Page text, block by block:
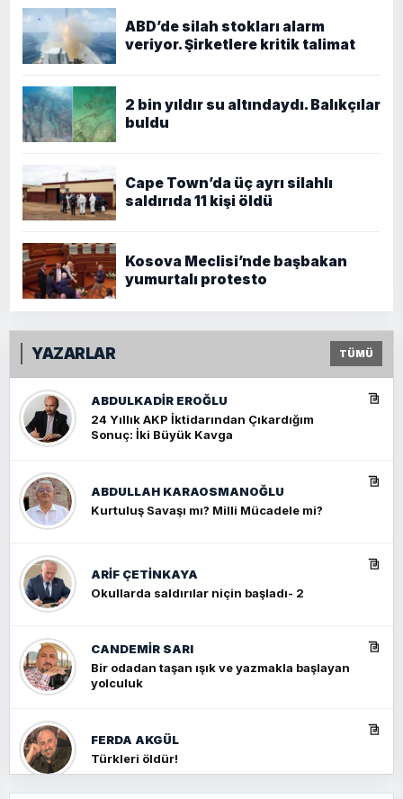
ABD’de silah stokları alarm
veriyor. Şirketlere kritik talimat
2 bin yıldır su altındaydı. Balıkçılar
buldu
Cape Town’da üç ayrı silahlı
saldırıda 11 kişi öldü
Kosova Meclisi’nde başbakan
yumurtalı protesto
YAZARLAR TÜMÜ
ABDULKADIR EROĞLU
24 Yıllık AKP İktidarından Çıkardığım
Sonuç: İki Büyük Kavga
ABDULLAH KARAOSMANOĞLU
Kurtuluş Savaşı mı? Milli Mücadele mi?
ARIF ÇETİNKAYA
Okullarda saldırılar niçin başladı- 2
CANDEMIR SARI
Bir odadan taşan ışık ve yazmakla başlayan
yolculuk
FERDA AKGÜL
Türkleri öldür!